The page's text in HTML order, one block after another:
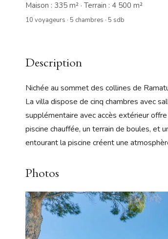
Maison : 335 m² · Terrain : 4 500 m²
10 voyageurs · 5 chambres · 5 sdb
Description
Nichée au sommet des collines de
La villa dispose de cinq chambres avec
supplémentaire avec accès extérieur
piscine chauffée, un terrain de boules, et
entourant la piscine créent une
Photos